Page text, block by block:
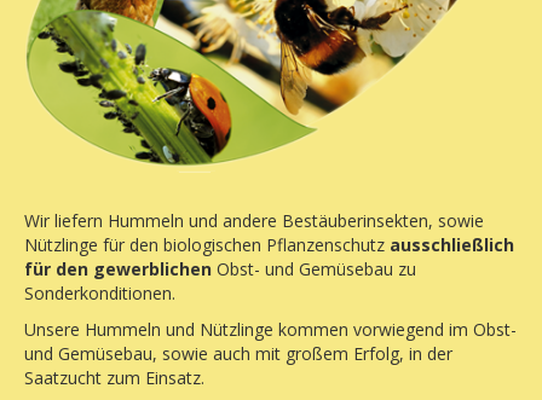
Wir liefern Hummeln und andere Bestäuberinsekten, sowie
Nützlinge für den biologischen Pflanzenschutz ausschließlich
für den gewerblichen Obst- und Gemüsebau zu
Sonderkonditionen.
Unsere Hummeln und Nützlinge kommen vorwiegend im Obst-
und Gemüsebau, sowie auch mit großem Erfolg, in der
Saatzucht zum Einsatz.